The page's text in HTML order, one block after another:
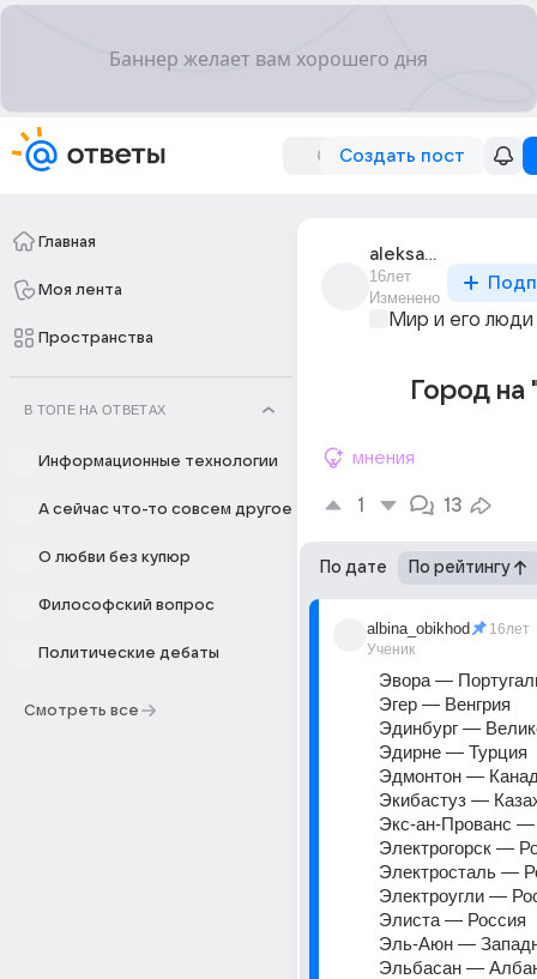
Создать пост
Главная
Моя лента
Пространства
В ТОПЕ НА ОТВЕТАХ
Информационные технологии
А сейчас что-то совсем другое
О любви без купюр
Философский вопрос
Политические дебаты
Смотреть все
aleksandr_marin_47
16лет
Изменено
Мир и его люди
Город на
мнения
1 13
По дате По рейтингу
albina_obikhod
Ученик
16лет
Эвора —
Эгер — Венгрия
Эдинбург —
Эдирне — Турция
Эдмонтон —
Экибастуз —
Экс-ан-Прованс
Электрогорск —
Электросталь —
Электроугли —
Элиста — Россия
Эль-Аюн —
Эльбасан —